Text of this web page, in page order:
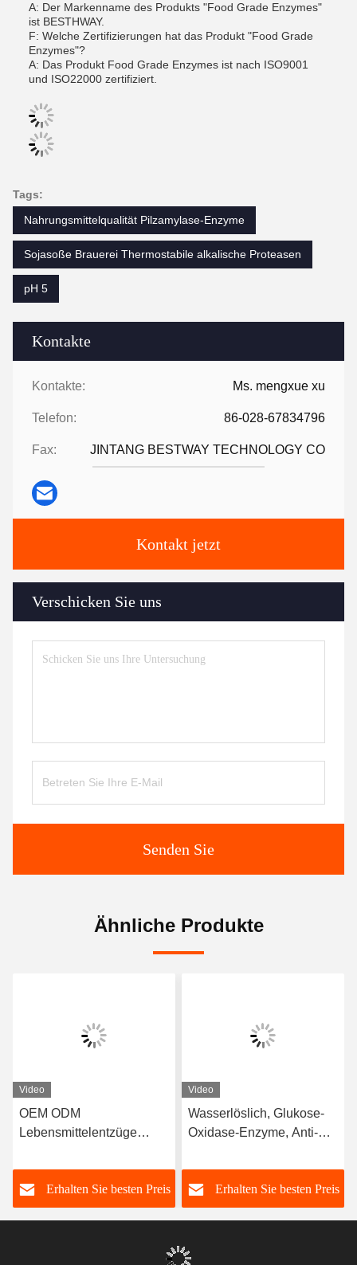
Kontakte
Kontakte: Ms. mengxue xu
Telefon: 86-028-67834796
Fax: JINTANG BESTWAY TECHNOLOGY CO
Kontakt jetzt
Verschicken Sie uns
Senden Sie
A: Der Markenname des Produkts "Food Grade Enzymes"
ist BESTHWAY.
F: Welche Zertifizierungen hat das Produkt "Food Grade
Enzymes"?
A: Das Produkt Food Grade Enzymes ist nach ISO9001
und ISO22000 zertifiziert.
Tags:
Nahrungsmittelqualität Pilzamylase-Enzyme
Sojasoße Brauerei Thermostabile alkalische Proteasen
pH 5
Ähnliche Produkte
Video
OEM ODM
Lebensmittelentzüge
Improviser
Lockerungsmittel
Erhalten Sie besten Preis
Video
Wasserlöslich, Glukose-
Oxidase-Enzyme, Anti-
Erhalten Sie besten Preis